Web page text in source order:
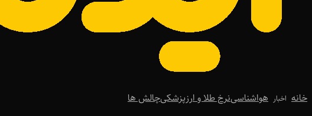
خانه اخبار هواشناسینرخ طلا و ارزپزشکیچالش ها